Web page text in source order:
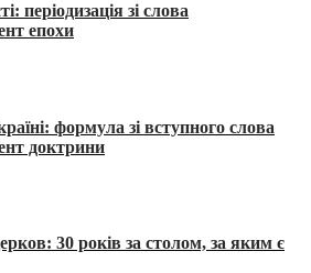
періодизація зі слова
епохи
формула зі вступного слова
доктрини
30 років за столом, за яким є